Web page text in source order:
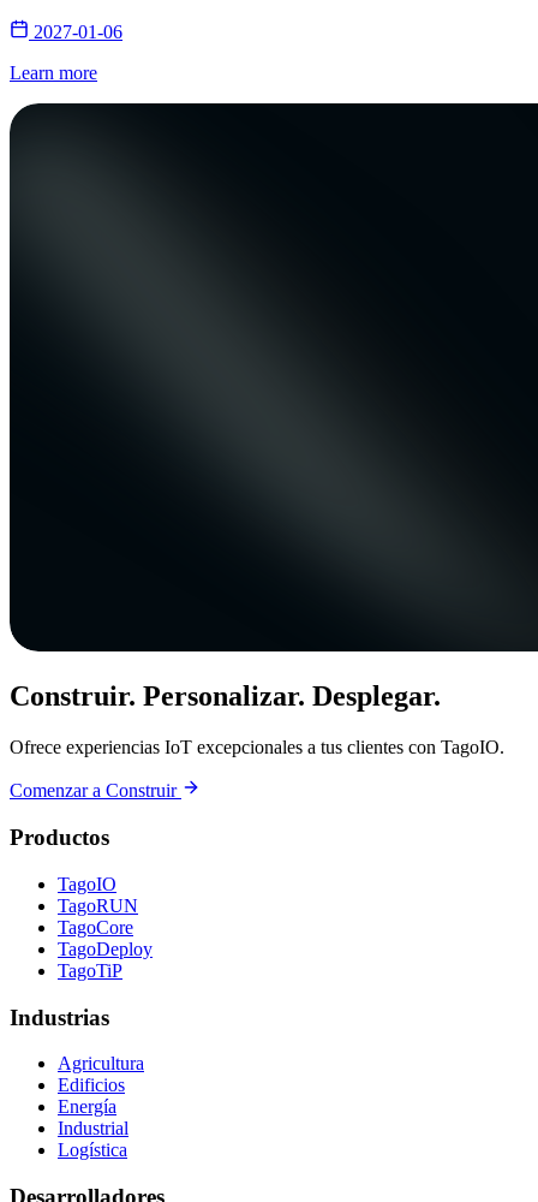
2027-01-06
Learn more
Construir. Personalizar. Desplegar.
Ofrece experiencias IoT excepcionales a tus clientes con TagoIO.
Comenzar a Construir
Productos
TagoIO
TagoRUN
TagoCore
TagoDeploy
TagoTiP
Industrias
Agricultura
Edificios
Energía
Industrial
Logística
Desarrolladores